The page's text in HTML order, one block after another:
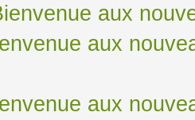
aux
aux
aux